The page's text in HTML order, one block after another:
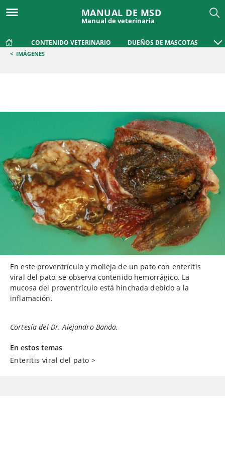
MANUAL DE MSD
Manual de veterinaria
CONTENIDO VETERINARIO DUEÑOS DE MASCOTAS
< IMÁGENES
En este proventrículo y molleja de un pato con enteritis
viral del pato, se observa contenido hemorrágico. La
mucosa del proventrículo está hinchada debido a la
inflamación.
Cortesía del Dr. Alejandro Banda.
En estos temas
Enteritis viral del pato >